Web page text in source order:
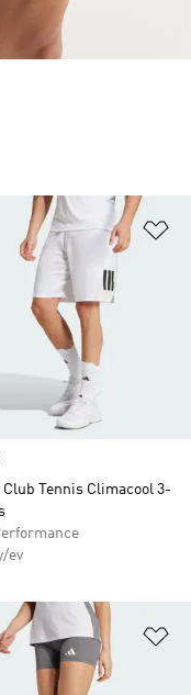
seznamu přání
Tennis Climacool 3-
ev
přání